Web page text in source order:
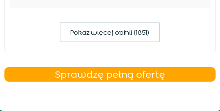
Pokaz więcej opinii (1851)
Sprawdzę pełną ofertę